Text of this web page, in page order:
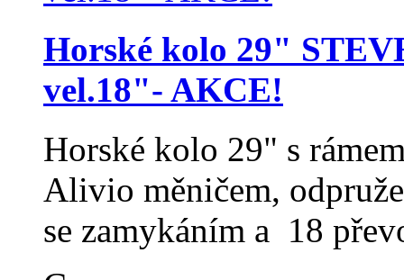
Horské kolo 29"
vel.18"- AKCE!
Horské kolo 29" s
Alivio měničem,
se zamykáním a 18